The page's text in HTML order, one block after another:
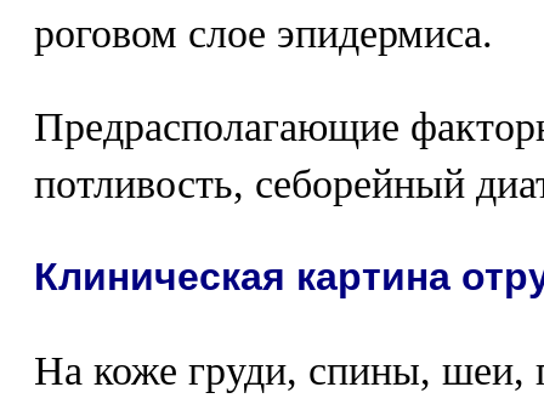
роговом слое эпидермиса.
Предрасполагающие
потливость, себорейный
Клиническая картина
На коже груди, спины, шеи,